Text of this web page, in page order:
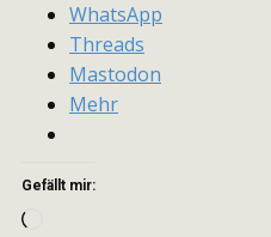
WhatsApp
Threads
Mastodon
Mehr
Gefällt mir: